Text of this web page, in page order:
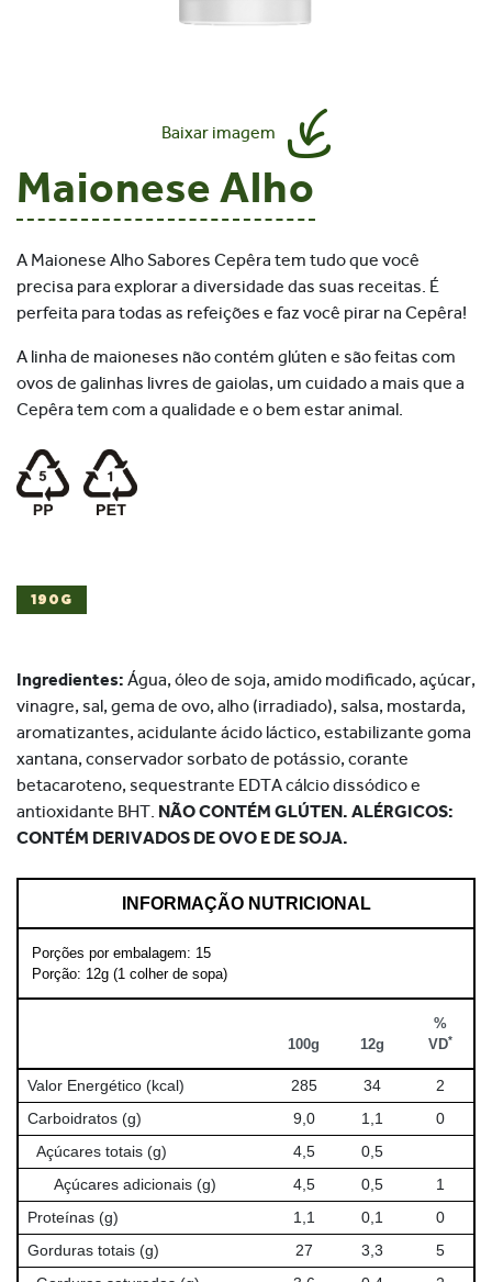
Baixar imagem
Maionese Alho
A Maionese Alho Sabores Cepêra tem tudo que você
precisa para explorar a diversidade das suas receitas. É
perfeita para todas as refeições e faz você pirar na Cepêra!
A linha de maioneses não contém glúten e são feitas com
ovos de galinhas livres de gaiolas, um cuidado a mais que a
Cepêra tem com a qualidade e o bem estar animal.
190G
Ingredientes: Água, óleo de soja, amido modificado, açúcar,
vinagre, sal, gema de ovo, alho (irradiado), salsa, mostarda,
aromatizantes, acidulante ácido láctico, estabilizante goma
xantana, conservador sorbato de potássio, corante
betacaroteno, sequestrante EDTA cálcio dissódico e
antioxidante BHT. NÃO CONTÉM GLÚTEN. ALÉRGICOS:
CONTÉM DERIVADOS DE OVO E DE SOJA.
INFORMAÇÃO NUTRICIONAL
Porções por embalagem: 15
Porção: 12g (1 colher de sopa)
100g 12g
%
VD*
Valor Energético (kcal) 285 34
2
Carboidratos (g)
9,0 1,1
0
Açúcares totais (g)
4,5
0,5
Açúcares adicionais (g)
4,5 0,5
1
Proteínas (g)
1,1 0,1
0
Gorduras totais (g)
27 3,3
5